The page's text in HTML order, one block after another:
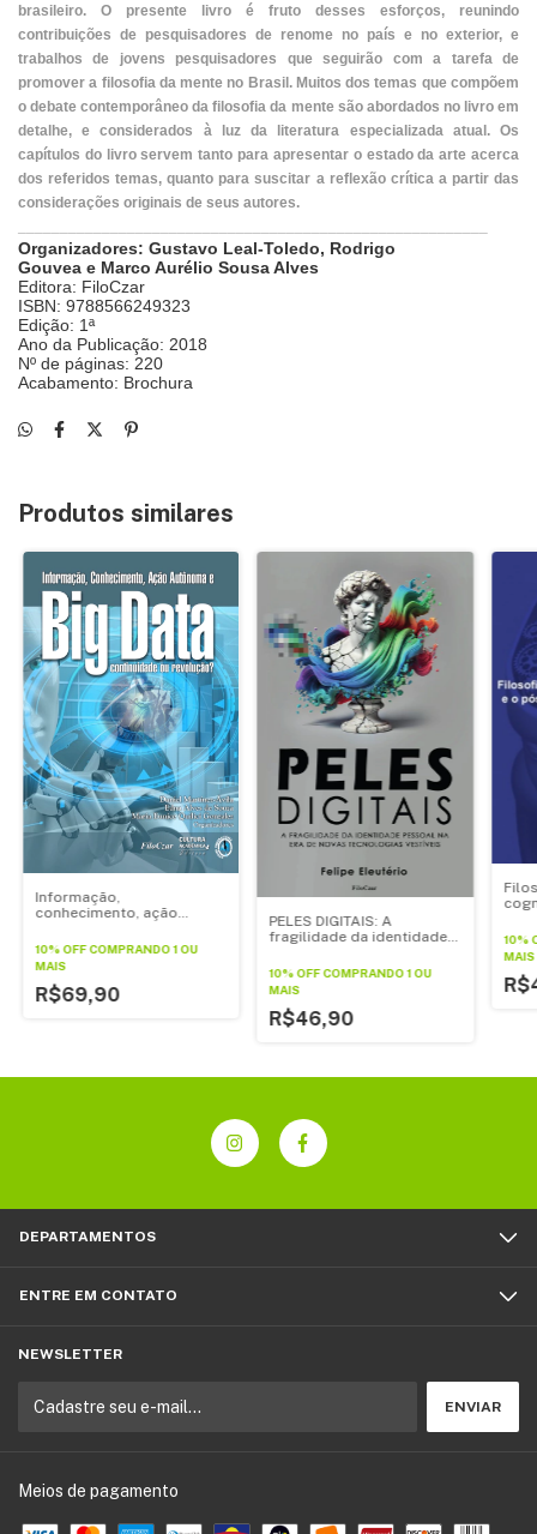
brasileiro. O presente livro é fruto desses esforços, reunindo
contribuições de pesquisadores de renome no país e no exterior, e
trabalhos de jovens pesquisadores que seguirão com a tarefa de
promover a filosofia da mente no Brasil. Muitos dos temas que compõem
o debate contemporâneo da filosofia da mente são abordados no livro em
detalhe, e considerados à luz da literatura especializada atual. Os
capítulos do livro servem tanto para apresentar o estado da arte acerca
dos referidos temas, quanto para suscitar a reflexão crítica a partir das
considerações originais de seus autores.
Organizadores: Gustavo Leal-Toledo, Rodrigo
Gouvea e Marco Aurélio Sousa Alves
Editora: FiloCzar
ISBN: 9788566249323
Edição: 1ª
Ano da Publicação: 2018
Nº de páginas: 220
Acabamento: Brochura
Produtos similares
Informação,
conhecimento, ação
continuidade ou revolução
10% OFFCOMPRANDO 1 OU
MAIS
R$69,90
PELES DIGITAIS: A
fragilidade da identidade
tecnologias vestíveis
10% OFFCOMPRANDO 1 OU
MAIS
R$46,90
10%
MAIS
DEPARTAMENTOS
ENTRE EM CONTATO
NEWSLETTER
Meios de pagamento